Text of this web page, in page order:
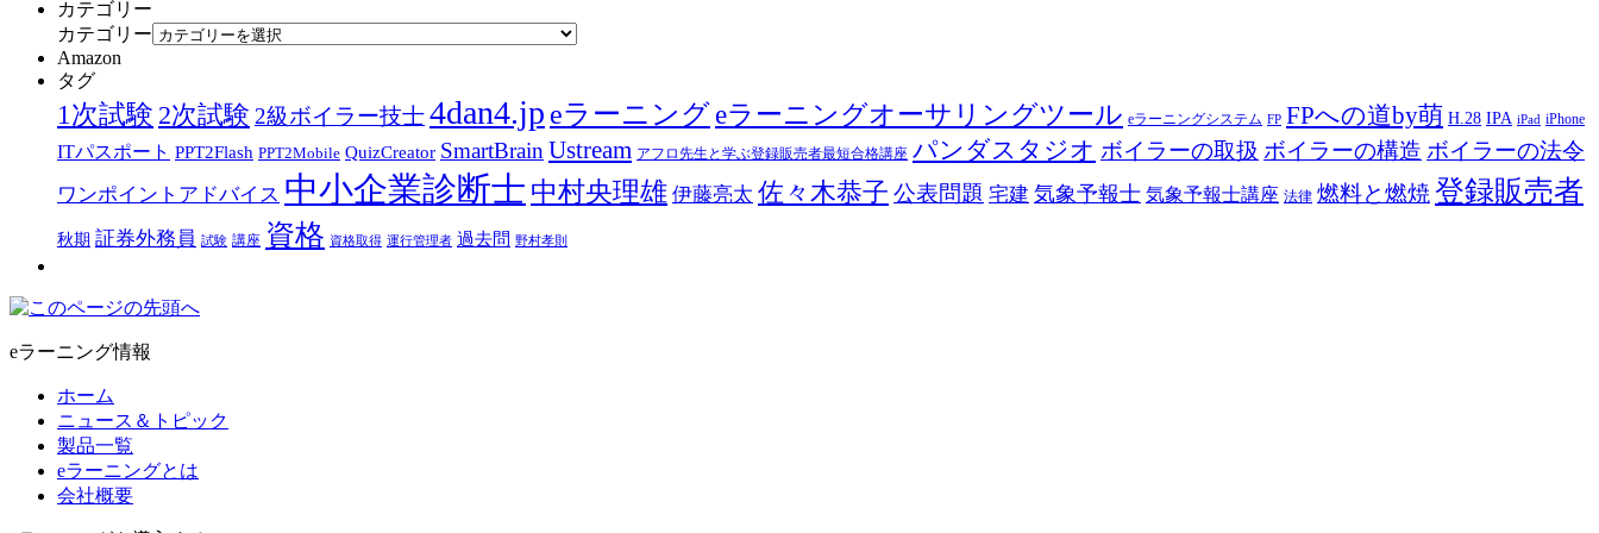
カテゴリー
カテゴリー
Amazon
タグ
1次試験 2次試験 2級ボイラー技士4dan4.jp eラーニング eラーニングオーサリングツール eラーニングシステム FP FPへの道by萌 H.28 IPA iPad iPhone
ITパスポート PPT2Flash PPT2Mobile QuizCreator SmartBrain Ustream アフロ先生と学ぶ登録販売者最短合格講座 パンダスタジオ ボイラーの取扱 ボイラーの構造 ボイラーの法令
ワンポイントアドバイス 中小企業診断士 中村央理雄 伊藤亮太 佐々木恭子 公表問題 宅建 気象予報士 気象予報士講座 法律 燃料と燃焼 登録販売者
秋期 証券外務員 試験 講座 資格 資格取得 運行管理者 過去問 野村孝則
eラーニング情報
ホーム
ニュース＆トピック
製品一覧
eラーニングとは
会社概要